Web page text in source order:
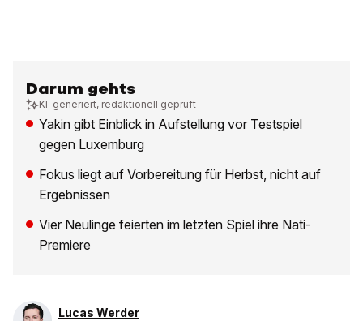
Darum gehts
KI-generiert, redaktionell geprüft
Yakin gibt Einblick in Aufstellung vor Testspiel
gegen Luxemburg
Fokus liegt auf Vorbereitung für Herbst, nicht auf
Ergebnissen
Vier Neulinge feierten im letzten Spiel ihre Nati-
Premiere
Lucas Werder